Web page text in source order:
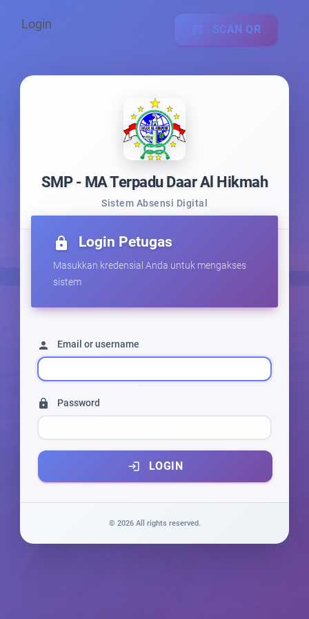
Login SCAN QR
SMP - MA Terpadu Daar Al Hikmah
Sistem Absensi Digital
lock Login Petugas
Masukkan kredensial Anda untuk mengakses
sistem
person Email or username
lock Password
login LOGIN
© 2026 All rights reserved.